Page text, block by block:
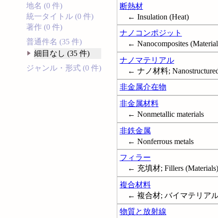
地名 (0 件)
統一タイトル (0 件)
著作 (0 件)
普通件名 (35 件)
細目なし (35 件)
ジャンル・形式 (0 件)
断熱材
← Insulation (Heat)
ナノコンポジット
← Nanocomposites
ナノマテリアル
← ナノ材料;
非金属介在物
非金属材料
← Nonmetallic materials
非鉄金属
← Nonferrous metals
フィラー
← 充填材; Fillers (Materials)
複合材料
← 複合材; バイマテリアル
物質と放射線